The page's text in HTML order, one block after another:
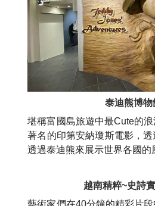
泰迪熊博物
堪稱富國島旅遊中最Cute的
著名的印第安納瓊斯電影，透
透過泰迪熊來展示世界各國的
越南精粹~史詩
藝術家們在40分鐘的精彩片